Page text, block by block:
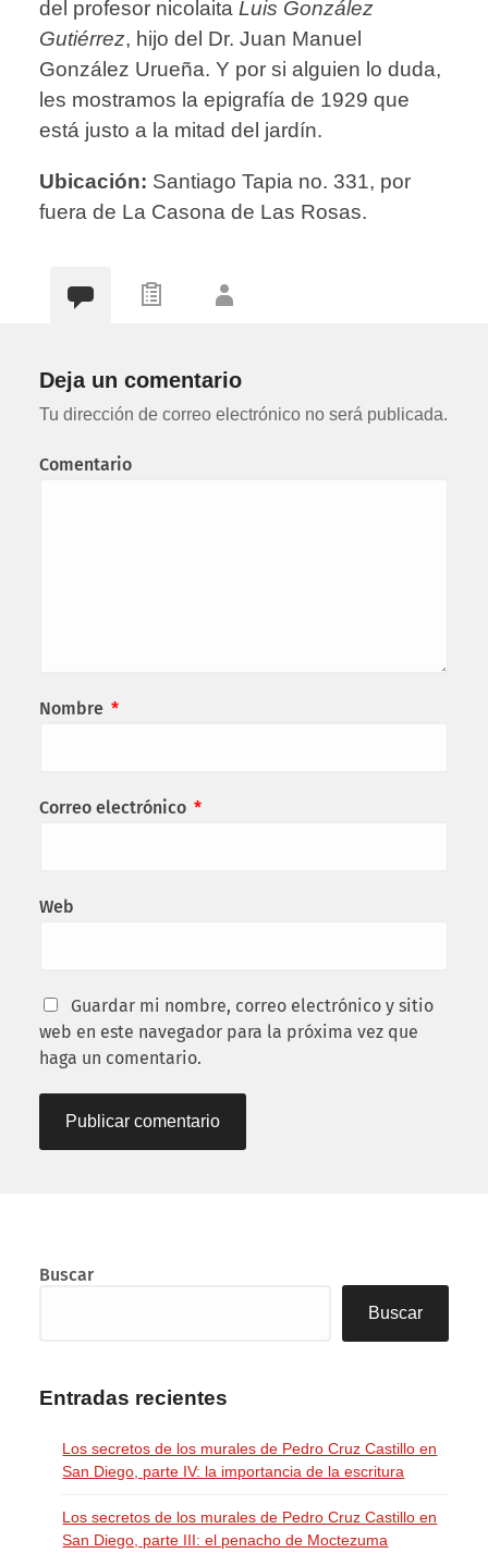
del profesor nicolaita Luis González
Gutiérrez, hijo del Dr. Juan Manuel
González Urueña. Y por si alguien lo duda,
les mostramos la epigrafía de 1929 que
está justo a la mitad del jardín.
Ubicación: Santiago Tapia no. 331, por
fuera de La Casona de Las Rosas.
Deja un comentario
Tu dirección de correo electrónico no será publicada.
Comentario
Nombre *
Correo electrónico *
Web
Guardar mi nombre, correo electrónico y sitio
web en este navegador para la próxima vez que
haga un comentario.
Buscar
Buscar
Entradas recientes
Los secretos de los murales de Pedro Cruz Castillo en
San Diego, parte IV: la importancia de la escritura
Los secretos de los murales de Pedro Cruz Castillo en
San Diego, parte III: el penacho de Moctezuma